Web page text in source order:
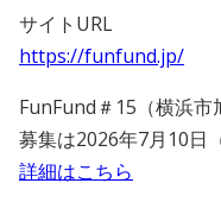
ログイン
サイトURL
https://funfund.jp/
FunFund＃15（横浜
募集は2026年7月10日
詳細はこちら